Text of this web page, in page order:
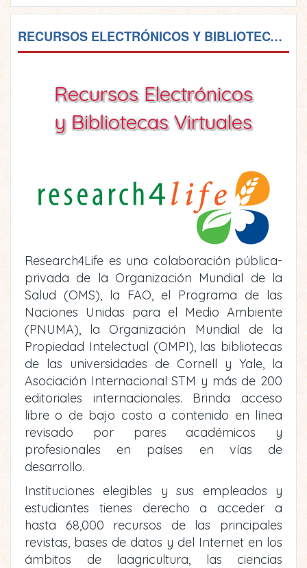
RECURSOS ELECTRÓNICOS Y BIBLIOTECAS VIRTUALES
Recursos Electrónicos
y Bibliotecas Virtuales
Research4Life es una colaboración pública-
privada de la Organización Mundial de la
Salud (OMS), la FAO, el Programa de las
Naciones Unidas para el Medio Ambiente
(PNUMA), la Organización Mundial de la
Propiedad Intelectual (OMPI), las bibliotecas
de las universidades de Cornell y Yale, la
Asociación Internacional STM y más de 200
editoriales internacionales. Brinda acceso
libre o de bajo costo a contenido en línea
revisado por pares académicos y
profesionales en países en vías de
desarrollo.
Instituciones elegibles y sus empleados y
estudiantes tienes derecho a acceder a
hasta 68,000 recursos de las principales
revistas, bases de datos y del Internet en los
ámbitos de laagricultura, las ciencias